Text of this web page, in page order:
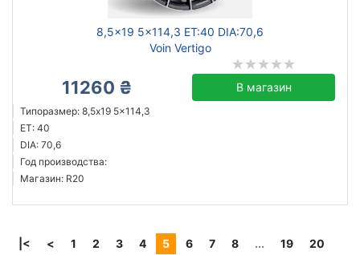
8,5x19 5x114,3 ET:40 DIA:70,6
Voin Vertigo
11260 ₴ В магазин
Типоразмер: 8,5x19 5x114,3
ET: 40
DIA: 70,6
Год производства:
Магазин: R20
|< < 1 2 3 4 5 6 7 8 ... 19
20